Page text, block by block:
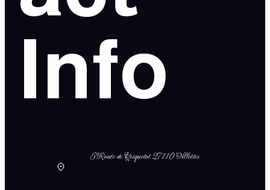
Info
5 Route de Criquetot 27110 Villettes